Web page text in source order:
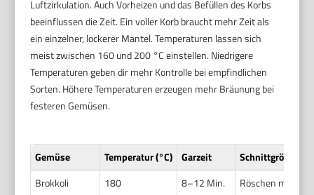
Luftzirkulation. Auch Vorheizen und das Befüllen des Korbs
beeinflussen die Zeit. Ein voller Korb braucht mehr Zeit als
ein einzelner, lockerer Mantel. Temperaturen lassen sich
meist zwischen 160 und 200 °C einstellen. Niedrigere
Temperaturen geben dir mehr Kontrolle bei empfindlichen
Sorten. Höhere Temperaturen erzeugen mehr Bräunung bei
festeren Gemüsen.
Gemüse Temperatur (°C) Garzeit
Schnittgröße /
Brokkoli
180 8–12 Min.
Röschen